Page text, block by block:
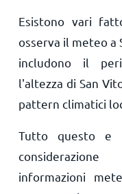
Esistono vari
osserva il meteo a
includono il
l'altezza di San
pattern climatici
Tutto questo e
informazioni